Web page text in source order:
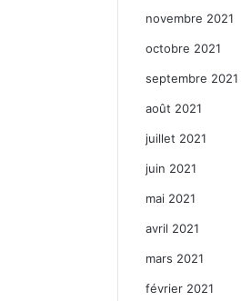
novembre 2021
octobre 2021
septembre 2021
août 2021
juillet 2021
juin 2021
mai 2021
avril 2021
mars 2021
février 2021